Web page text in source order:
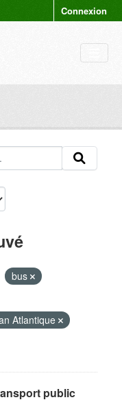
Connexion
bus
Atlantique
public